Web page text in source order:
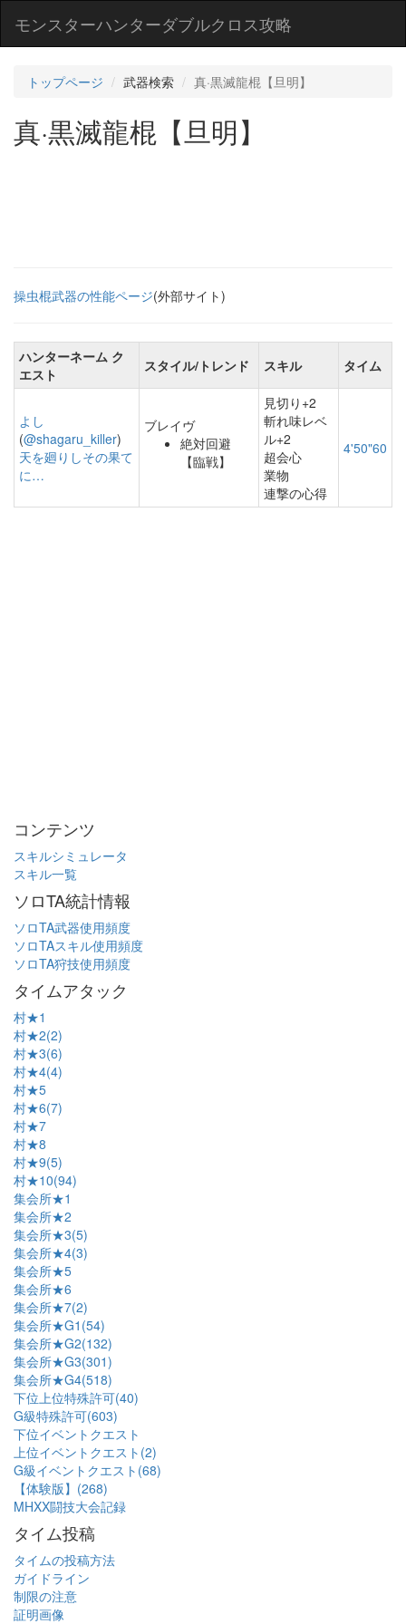
モンスターハンターダブルクロス攻略
トップページ 武器検索 真·黒滅龍棍【旦明】
真·黒滅龍棍【旦明】
操虫棍武器の性能ページ(外部サイト)
ハンターネーム ク
エスト
スタイル/トレンド スキル タイム
よし
(@shagaru_killer)
天を廻りしその果て
に…
ブレイヴ
絶対回避
【臨戦】
見切り+2
斬れ味レベ
ル+2
超会心
業物
連撃の心得
4'50"60
コンテンツ
スキルシミュレータ
スキル一覧
ソロTA統計情報
ソロTA武器使用頻度
ソロTAスキル使用頻度
ソロTA狩技使用頻度
タイムアタック
村★1
村★2(2)
村★3(6)
村★4(4)
村★5
村★6(7)
村★7
村★8
村★9(5)
村★10(94)
集会所★1
集会所★2
集会所★3(5)
集会所★4(3)
集会所★5
集会所★6
集会所★7(2)
集会所★G1(54)
集会所★G2(132)
集会所★G3(301)
集会所★G4(518)
下位上位特殊許可(40)
G級特殊許可(603)
下位イベントクエスト
上位イベントクエスト(2)
G級イベントクエスト(68)
【体験版】(268)
MHXX闘技大会記録
タイム投稿
タイムの投稿方法
ガイドライン
制限の注意
証明画像